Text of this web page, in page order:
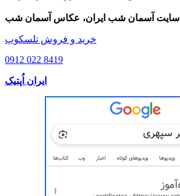
سایت آسمان شب ایران، عکاس آسمان شب
خرید و فروش تلسکوپ
0912 022 8419
ایران اُپتیک